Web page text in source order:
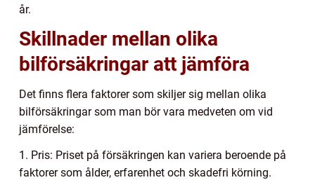
år.
Skillnader mellan olika
bilförsäkringar att jämföra
Det finns flera faktorer som skiljer sig mellan olika
bilförsäkringar som man bör vara medveten om vid
jämförelse:
1. Pris: Priset på försäkringen kan variera beroende på
faktorer som ålder, erfarenhet och skadefri körning.